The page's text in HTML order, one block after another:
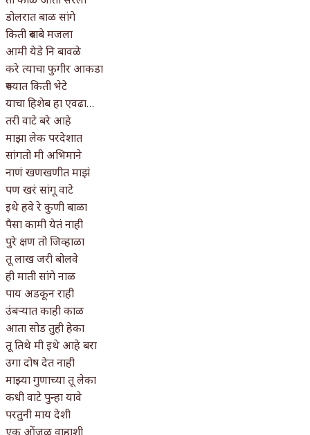
काळजाचे प्रेत
चमकदार चांदी
डोलरात बाळ सांगे
किती रुबाबे मजला
आमी येडे नि बावळे
करे त्याचा फुगीर आकडा
रुपयात किती भेटे
याचा हिशेब हा एवढा…
तरी वाटे बरे आहे
माझा लेक परदेशात
सांगतो मी अभिमाने
नाणं खणखणीत माझं
पण खरं सांगू वाटे
इथे हवे रे कुणी बाळा
पैसा कामी येतं नाही
पुरे क्षण तो जिव्हाळा
तू लाख जरी बोलवे
ही माती सांगे नाळ
पाय अडकून राही
उंबऱ्यात काही काळ
आता सोड तुही हेका
तू तिथे मी इथे आहे बरा
उगा दोष देत नाही
माझ्या गुणाच्या तू लेका
कधी वाटे पुन्हा यावे
परतुनी माय देशी
एक ओंजळ वाहाशी